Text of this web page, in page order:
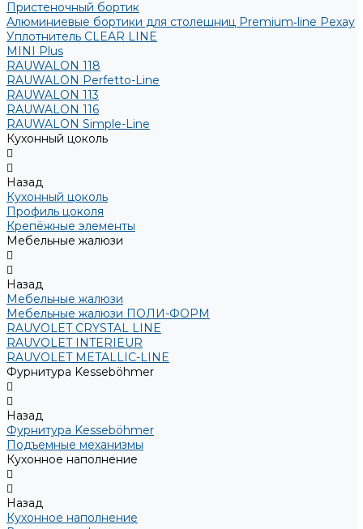
Пристеночный бортик
Алюминиевые бортики для столешниц Premium‑line Рехау
Уплотнитель CLEAR LINE
MINI Plus
RAUWALON 118
RAUWALON Perfetto-Line
RAUWALON 113
RAUWALON 116
RAUWALON Simple-Line
Кухонный цоколь
Назад
Кухонный цоколь
Профиль цоколя
Крепёжные элементы
Мебельные жалюзи
Назад
Мебельные жалюзи
Мебельные жалюзи ПОЛИ-ФОРМ
RAUVOLET CRYSTAL LINE
RAUVOLET INTERIEUR
RAUVOLET METALLIC-LINE
Фурнитура Kesseböhmer
Назад
Фурнитура Kesseböhmer
Подъемные механизмы
Кухонное наполнение
Назад
Кухонное наполнение